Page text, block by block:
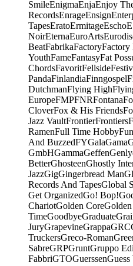
SmileEnigmaEnjaEnjoy
RecordsEnrageEnsign
TapesEratoErmitageEscho
NoirEternaEuroArts
BeatFabrikaFactoryFactory
YouthFameFantasyFat
ChordsFavoritFellside
PandaFinlandiaFinngospel
DutchmanFlying High
EuropeFMPFNRFontana
CloverFox & His Friends
Jazz VaultFrontierFrontiers
RamenFull Time Hobby
And BuzzedFYGalaGama
GmbHGammaGeffen
BetterGhosteenGhostly
JazzGigGingerbread Man
Records And TapesGlobal
Get OrganizedGo! Bop!
ChariotGolden Core
TimeGoodbyeGraduate
JuryGrapevineGrappaGRC
TruckersGreco-Roman
SabreGRPGruntGruppo
FabbriGTOGuerssen